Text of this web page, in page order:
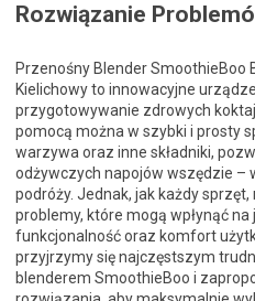
Rozwiązanie
Przenośny Blender SmoothieBoo
Kielichowy to innowacyjne
przygotowywanie zdrowych
pomocą można w szybki i prosty
warzywa oraz inne składniki,
odżywczych napojów wszędzie –
podróży. Jednak, jak każdy
problemy, które mogą wpłynąć
funkcjonalność oraz komfort
przyjrzymy się najczęstszym
blenderem SmoothieBoo i